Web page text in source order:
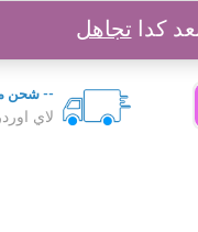
Sign up
-- شحن
لاي
تجاهل